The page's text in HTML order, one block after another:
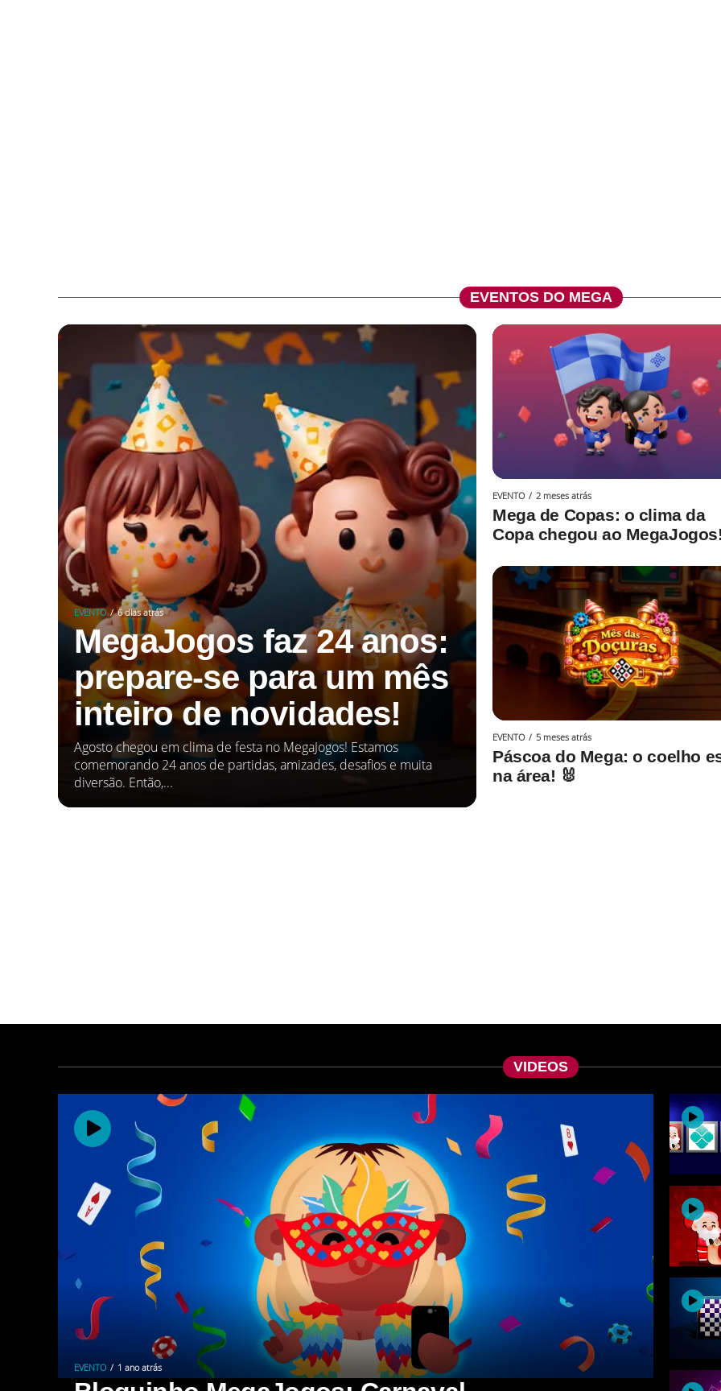
EVENTOS DO MEGA
EVENTO 6 dias atrás
MegaJogos faz 24 anos:
prepare-se para um mês
inteiro de novidades!
Agosto chegou em clima de festa no MegaJogos! Estamos
comemorando 24 anos de partidas, amizades, desafios e muita
diversão. Então,...
EVENTO 2 meses atrás
Mega de Copas: o clima da
Copa chegou ao
EVENTO 5 meses atrás
Páscoa do Mega: o coelho
na área! 🐰
VIDEOS
EVENTO 1 ano atrás